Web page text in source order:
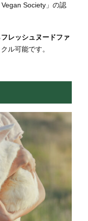
Society」の認
フレッシュヌードファ
ル可能です。